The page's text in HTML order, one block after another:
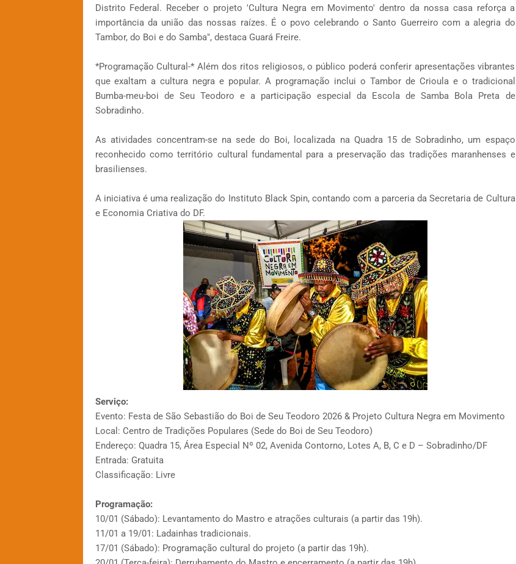
Distrito Federal. Receber o projeto 'Cultura Negra em Movimento' dentro da nossa casa reforça a
importância da união das nossas raízes. É o povo celebrando o Santo Guerreiro com a alegria do
Tambor, do Boi e do Samba", destaca Guará Freire.
*Programação Cultural-* Além dos ritos religiosos, o público poderá conferir apresentações vibrantes
que exaltam a cultura negra e popular. A programação inclui o Tambor de Crioula e o tradicional
Bumba-meu-boi de Seu Teodoro e a participação especial da Escola de Samba Bola Preta de
Sobradinho.
As atividades concentram-se na sede do Boi, localizada na Quadra 15 de Sobradinho, um espaço
reconhecido como território cultural fundamental para a preservação das tradições maranhenses e
brasilienses.
A iniciativa é uma realização do Instituto Black Spin, contando com a parceria da Secretaria de Cultura
e Economia Criativa do DF.
Serviço:
Evento: Festa de São Sebastião do Boi de Seu Teodoro 2026 & Projeto Cultura Negra em Movimento
Local: Centro de Tradições Populares (Sede do Boi de Seu Teodoro)
Endereço: Quadra 15, Área Especial Nº 02, Avenida Contorno, Lotes A, B, C e D – Sobradinho/DF
Entrada: Gratuita
Classificação: Livre
Programação:
10/01 (Sábado): Levantamento do Mastro e atrações culturais (a partir das 19h).
11/01 a 19/01: Ladainhas tradicionais.
17/01 (Sábado): Programação cultural do projeto (a partir das 19h).